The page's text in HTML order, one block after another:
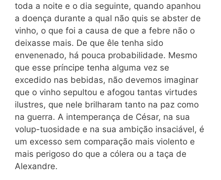
toda a noite e o dia seguinte, quando apanhou
a doença durante a qual não quis se abster de
vinho, o que foi a causa de que a febre não o
deixasse mais. De que êle tenha sido
envenenado, há pouca probabilidade. Mesmo
que esse príncipe tenha alguma vez se
excedido nas bebidas, não devemos imaginar
que o vinho sepultou e afogou tantas virtudes
ilustres, que nele brilharam tanto na paz como
na guerra. A intemperança de César, na sua
volup-tuosidade e na sua ambição insaciável, é
um excesso sem comparação mais violento e
mais perigoso do que a cólera ou a taça de
Alexandre.